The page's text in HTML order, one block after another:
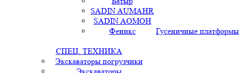
SADIN AUMAHR
SADIN AOMOH
Феникс
Гусеничные платформы
СПЕЦ. ТЕХНИКА
Экскаваторы погрузчики